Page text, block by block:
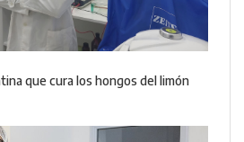
que cura los hongos del limón